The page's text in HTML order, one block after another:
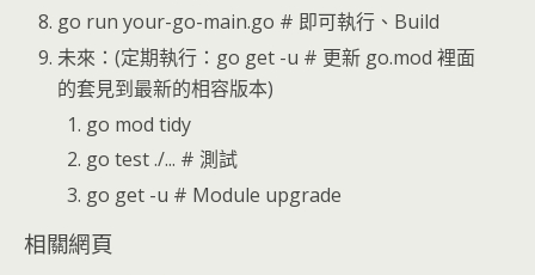
go run your-go-main.go # 即可執行、Build
未來：(定期執行：go get -u # 更新 go.mod 裡面
的套見到最新的相容版本)
go mod tidy
go test ./... # 測試
go get -u # Module upgrade
相關網頁